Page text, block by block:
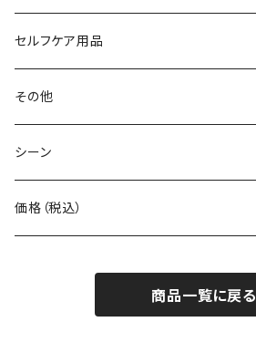
Body Glide
BONE
BOOKMAN
carb
Ciele Athletics
その他バッグ
アームカバー
ネックゲイター
セルフケア用品
その他
シーン
自転車
価格（税込）
1,001～5,000円
商品一覧に戻る